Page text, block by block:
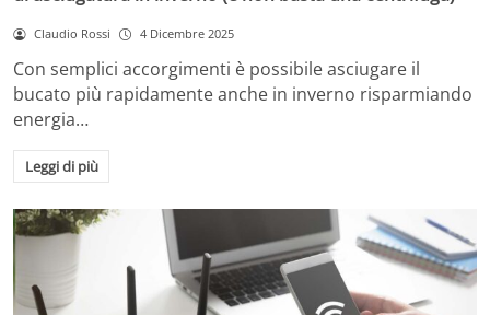
Claudio Rossi 4 Dicembre 2025
Con semplici accorgimenti è possibile asciugare il
bucato più rapidamente anche in inverno risparmiando
energia…
Leggi di più